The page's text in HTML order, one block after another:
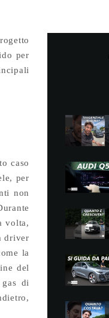
per
caso
per
non
volta,
driver
la
del
di